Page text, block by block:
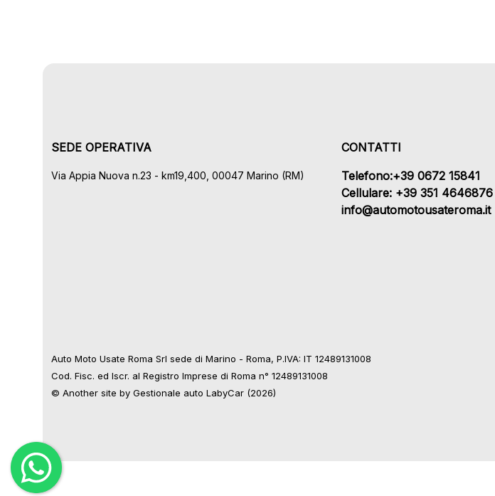
SEDE OPERATIVA
Via Appia Nuova n.23 - km19,400, 00047 Marino (RM)
CONTATTI
Telefono:+39 0672 15841
Cellulare: +39 351 4646876
info@automotousateroma.it
Auto Moto Usate Roma Srl sede di Marino - Roma, P.IVA: IT 12489131008
Cod. Fisc. ed Iscr. al Registro Imprese di Roma n° 12489131008
© Another site by Gestionale auto LabyCar (2026)